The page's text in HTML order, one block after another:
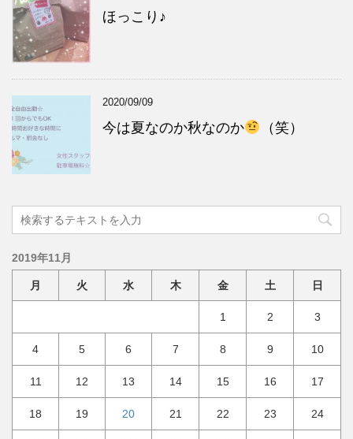
ほっこり♪
2020/09/09
今は夏なのか秋なのか （笑）
2019年11月
月 火 水 木 金 土 日
1 2 3
4 5 6 7 8 9 10
11 12 13 14 15 16 17
18 19 20 21 22 23 24